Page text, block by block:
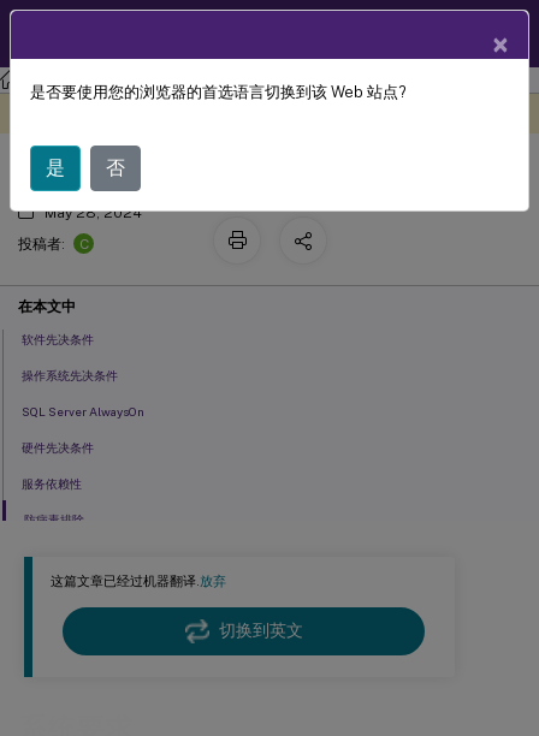
工作区环境管理 Workspace Environment Management 2311
这篇文章已经过机器翻译.放弃
切换到英文
系统要求
May 28, 2024
投稿者:
C
在本文中
软件先决条件
操作系统先决条件
SQL Server AlwaysOn
硬件先决条件
服务依赖性
防病毒排除
×
是否要使用您的浏览器的首选语言切换到该 Web 站点?
是 否